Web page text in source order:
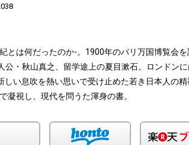
とは何だったのか-。1900年のパリ万国博覧会を
公・秋山真之、留学途上の夏目漱石。ロンドン
い息吹を熱い思いで受け止めた若き日本人の精
凝視し、現代を問うた渾身の書。
honto